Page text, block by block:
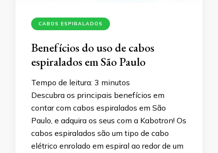
CABOS ESPIRALADOS
Benefícios do uso de cabos
espiralados em São Paulo
Tempo de leitura: 3 minutos
Descubra os principais benefícios em
contar com cabos espiralados em São
Paulo, e adquira os seus com a Kabotron! Os
cabos espiralados são um tipo de cabo
elétrico enrolado em espiral ao redor de um